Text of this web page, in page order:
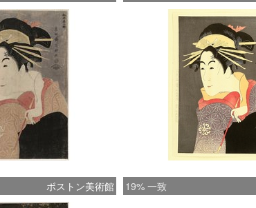
ボストン美術館 19% 一致